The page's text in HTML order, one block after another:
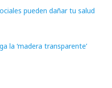
pueden dañar tu salud
la ‘madera transparente’